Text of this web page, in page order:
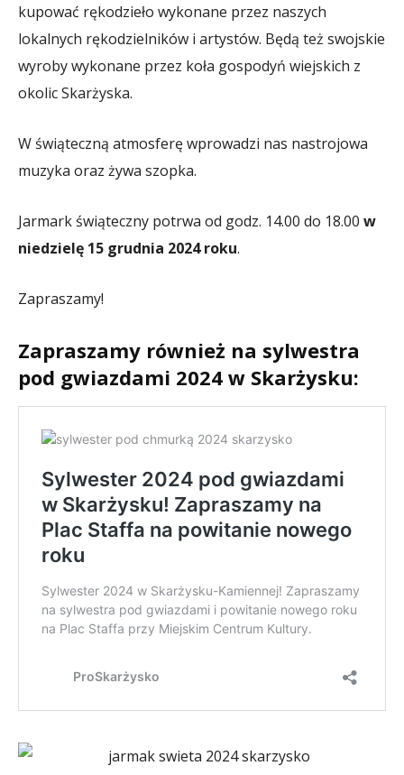
kupować rękodzieło wykonane przez naszych
lokalnych rękodzielników i artystów. Będą też swojskie
wyroby wykonane przez koła gospodyń wiejskich z
okolic Skarżyska.
W świąteczną atmosferę wprowadzi nas nastrojowa
muzyka oraz żywa szopka.
Jarmark świąteczny potrwa od godz. 14.00 do 18.00 w
niedzielę 15 grudnia 2024 roku.
Zapraszamy!
Zapraszamy również na sylwestra
pod gwiazdami 2024 w Skarżysku: